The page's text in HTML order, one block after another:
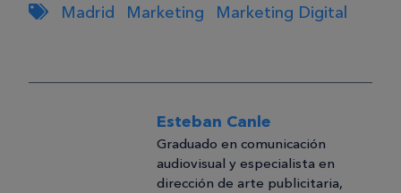
Madrid Marketing Marketing Digital
Esteban Canle
Graduado en comunicación
audiovisual y especialista en
dirección de arte publicitaria,